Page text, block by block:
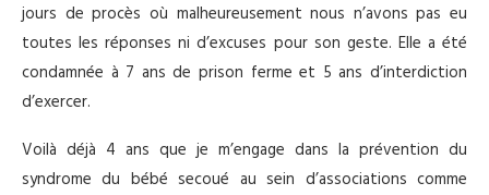
jours de procès où malheureusement nous n’avons pas eu
toutes les réponses ni d’excuses pour son geste. Elle a été
condamnée à 7 ans de prison ferme et 5 ans d’interdiction
d’exercer.
Voilà déjà 4 ans que je m’engage dans la prévention du
syndrome du bébé secoué au sein d’associations comme